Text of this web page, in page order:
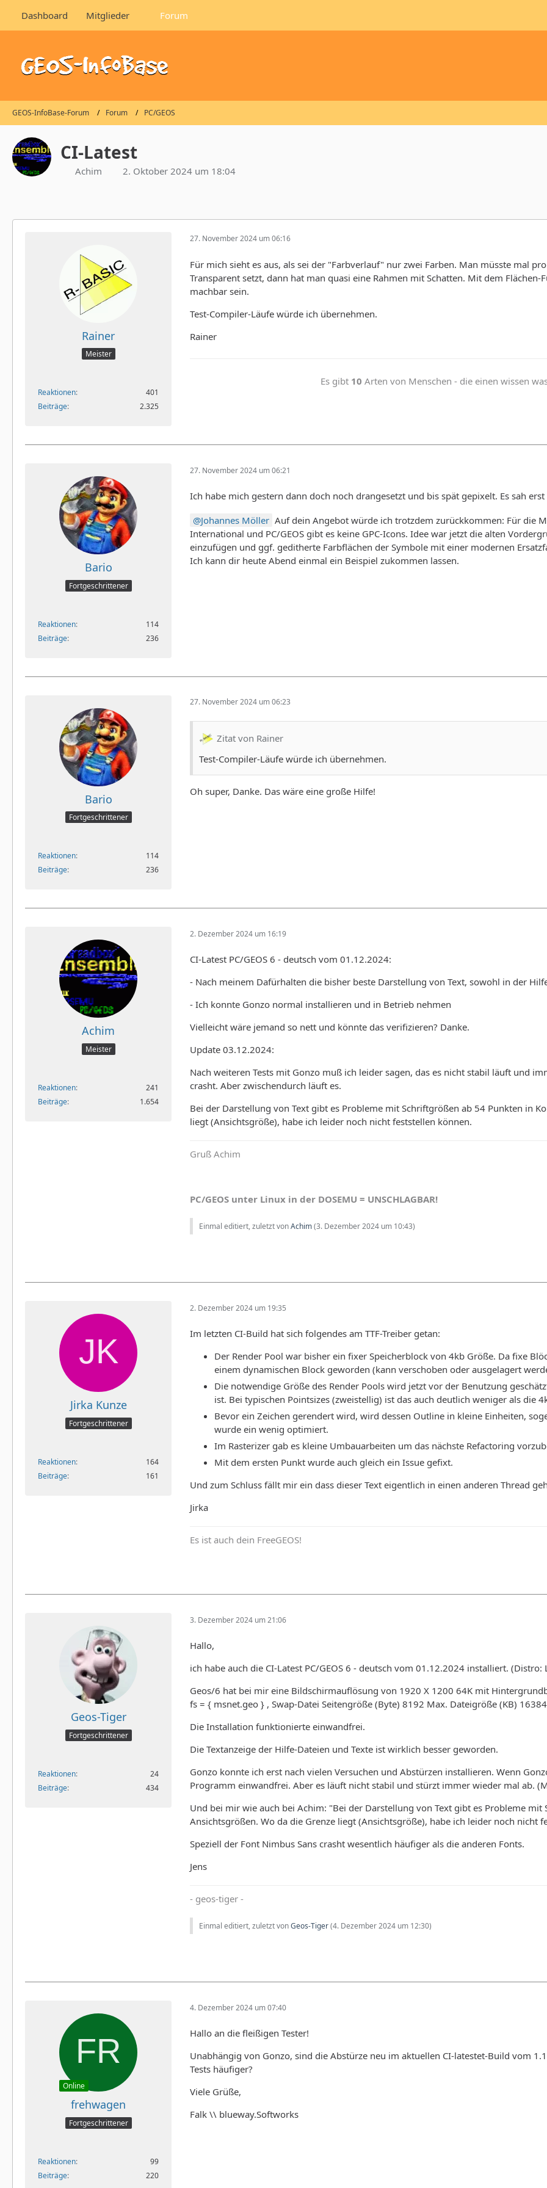
Dashboard Mitglieder Forum
GEOS-InfoBase-Forum Forum PC/GEOS
CI-Latest
Achim 2. Oktober 2024 um 18:04
Rainer
Meister
Reaktionen
401
Beiträge
2.325
27. November 2024 um 06:16
Für mich sieht es aus, als sei der "Farbverlauf" nur zwei Farben. Man müsste mal
Transparent setzt, dann hat man quasi eine Rahmen mit Schatten. Mit dem
machbar sein.
Test-Compiler-Läufe würde ich übernehmen.
Rainer
Es gibt 10 Arten von Menschen - die einen wissen
Bario
Fortgeschrittener
Reaktionen
114
Beiträge
236
27. November 2024 um 06:21
Ich habe mich gestern dann doch noch drangesetzt und bis spät gepixelt. Es sah
Johannes Möller Auf dein Angebot würde ich trotzdem zurückkommen: Für die
International und PC/GEOS gibt es keine GPC-Icons. Idee war jetzt die alten
einzufügen und ggf. geditherte Farbflächen der Symbole mit einer modernen
Ich kann dir heute Abend einmal ein Beispiel zukommen lassen.
Bario
Fortgeschrittener
Reaktionen
114
Beiträge
236
27. November 2024 um 06:23
Zitat von Rainer
Test-Compiler-Läufe würde ich übernehmen.
Oh super, Danke. Das wäre eine große Hilfe!
Achim
Meister
Reaktionen
241
Beiträge
1.654
2. Dezember 2024 um 16:19
CI-Latest PC/GEOS 6 - deutsch vom 01.12.2024:
- Nach meinem Dafürhalten die bisher beste Darstellung von Text, sowohl in der
- Ich konnte Gonzo normal installieren und in Betrieb nehmen
Vielleicht wäre jemand so nett und könnte das verifizieren? Danke.
Update 03.12.2024:
Nach weiteren Tests mit Gonzo muß ich leider sagen, das es nicht stabil läuft und
crasht. Aber zwischendurch läuft es.
Bei der Darstellung von Text gibt es Probleme mit Schriftgrößen ab 54 Punkten in
liegt (Ansichtsgröße), habe ich leider noch nicht feststellen können.
Gruß Achim
PC/GEOS unter Linux in der DOSEMU = UNSCHLAGBAR!
Einmal editiert, zuletzt vonAchim(3. Dezember 2024 um 10:43)
Jirka Kunze
Fortgeschrittener
Reaktionen
164
Beiträge
161
2. Dezember 2024 um 19:35
Im letzten CI-Build hat sich folgendes am TTF-Treiber getan:
Der Render Pool war bisher ein fixer Speicherblock von 4kb Größe. Da fixe
einem dynamischen Block geworden (kann verschoben oder ausgelagert
Die notwendige Größe des Render Pools wird jetzt vor der Benutzung
ist. Bei typischen Pointsizes (zweistellig) ist das auch deutlich weniger als die
Bevor ein Zeichen gerendert wird, wird dessen Outline in kleine Einheiten,
wurde ein wenig optimiert.
Im Rasterizer gab es kleine Umbauarbeiten um das nächste Refactoring
Mit dem ersten Punkt wurde auch gleich ein Issue gefixt.
Und zum Schluss fällt mir ein dass dieser Text eigentlich in einen anderen Thread
Jirka
Es ist auch dein FreeGEOS!
Geos-Tiger
Fortgeschrittener
Reaktionen
24
Beiträge
434
3. Dezember 2024 um 21:06
Hallo,
ich habe auch die CI-Latest PC/GEOS 6 - deutsch vom 01.12.2024 installiert.
Geos/6 hat bei mir eine Bildschirmauflösung von 1920 X 1200 64K mit
fs = { msnet.geo } , Swap-Datei Seitengröße (Byte) 8192 Max. Dateigröße (KB)
Die Installation funktionierte einwandfrei.
Die Textanzeige der Hilfe-Dateien und Texte ist wirklich besser geworden.
Gonzo konnte ich erst nach vielen Versuchen und Abstürzen installieren. Wenn
Programm einwandfrei. Aber es läuft nicht stabil und stürzt immer wieder mal ab.
Und bei mir wie auch bei Achim: "Bei der Darstellung von Text gibt es Probleme
Ansichtsgrößen. Wo da die Grenze liegt (Ansichtsgröße), habe ich leider noch nicht
Speziell der Font Nimbus Sans crasht wesentlich häufiger als die anderen Fonts.
Jens
- geos-tiger -
Einmal editiert, zuletzt vonGeos-Tiger(4. Dezember 2024 um 12:30)
Online
frehwagen
Fortgeschrittener
Reaktionen
99
Beiträge
220
4. Dezember 2024 um 07:40
Hallo an die fleißigen Tester!
Unabhängig von Gonzo, sind die Abstürze neu im aktuellen CI-latestet-Build vom
Tests häufiger?
Viele Grüße,
Falk \\ blueway.Softworks